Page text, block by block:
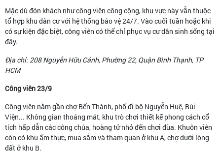
Mặc dù đón khách như công viên công cộng, khu vực này vẫn thuộc
tổ hợp khu dân cư với hệ thống bảo vệ 24/7. Vào cuối tuần hoặc khi
có sự kiện đặc biệt, công viên có thể chỉ phục vụ cư dân sinh sống tại
đây.
Địa chỉ: 208 Nguyễn Hữu Cảnh, Phường 22, Quận Bình Thạnh, TP
HCM
Công viên 23/9
Công viên nằm gần chợ Bến Thành, phố đi bộ Nguyễn Huệ, Bùi
Viện... Không gian thoáng mát, khu trò chơi thiết kế phong cách cổ
tích hấp dẫn các công chúa, hoàng tử nhỏ đến chơi đùa. Khuôn viên
còn có khu ẩm thực, mua sắm và tham quan ở khu A, chợ dưới lòng
đất ở khu B.